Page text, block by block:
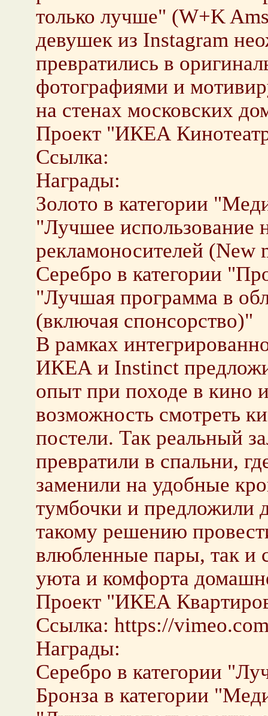
только лучше" (W+K
девушек из Instagram
превратились в
фотографиями и
на стенах московских
Проект "ИКЕА
Ссылка:
Награды:
Золото в категории
"Лучшее использование
рекламоносителей (New
Серебро в категории
"Лучшая программа в
(включая спонсорство)"
В рамках
ИКЕА и Instinct
опыт при походе в кино
возможность смотреть
постели. Так реальный
превратили в спальни,
заменили на удобные
тумбочки и предложили
такому решению
влюбленные пары, так и
уюта и комфорта
Проект "ИКЕА
Ссылка: https://
Награды:
Серебро в категории
Бронза в категории